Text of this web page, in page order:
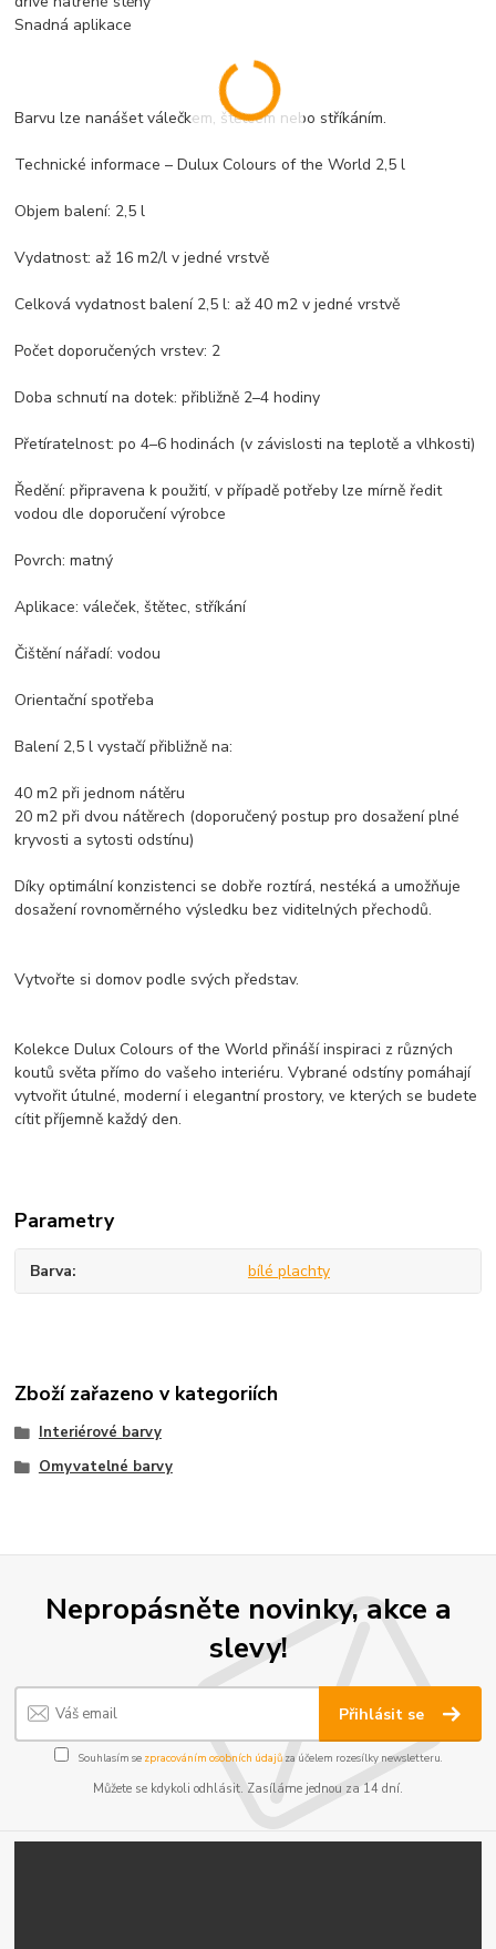
Snadná aplikace
Barvu lze nanášet válečkem, štětcem nebo stříkáním.
Technické informace – Dulux Colours of the World 2,5 l
Objem balení: 2,5 l
Vydatnost: až 16 m2/l v jedné vrstvě
Celková vydatnost balení 2,5 l: až 40 m2 v jedné vrstvě
Počet doporučených vrstev: 2
Doba schnutí na dotek: přibližně 2–4 hodiny
Přetíratelnost: po 4–6 hodinách (v závislosti na teplotě a vlhkosti)
Ředění: připravena k použití, v případě potřeby lze mírně ředit
vodou dle doporučení výrobce
Povrch: matný
Aplikace: váleček, štětec, stříkání
Čištění nářadí: vodou
Orientační spotřeba
Balení 2,5 l vystačí přibližně na:
40 m2 při jednom nátěru
20 m2 při dvou nátěrech (doporučený postup pro dosažení plné
kryvosti a sytosti odstínu)
Díky optimální konzistenci se dobře roztírá, nestéká a umožňuje
dosažení rovnoměrného výsledku bez viditelných přechodů.
Vytvořte si domov podle svých představ.
Kolekce Dulux Colours of the World přináší inspiraci z různých
koutů světa přímo do vašeho interiéru. Vybrané odstíny pomáhají
vytvořit útulné, moderní i elegantní prostory, ve kterých se budete
cítit příjemně každý den.
Parametry
Barva bílé plachty
Zboží zařazeno v kategoriích
Interiérové barvy
Omyvatelné barvy
Nepropásněte novinky, akce a
slevy!
Přihlásit se
Souhlasím se zpracováním osobních údajůza účelem rozesílky newsletteru.
Můžete se kdykoli odhlásit. Zasíláme jednou za 14 dní.